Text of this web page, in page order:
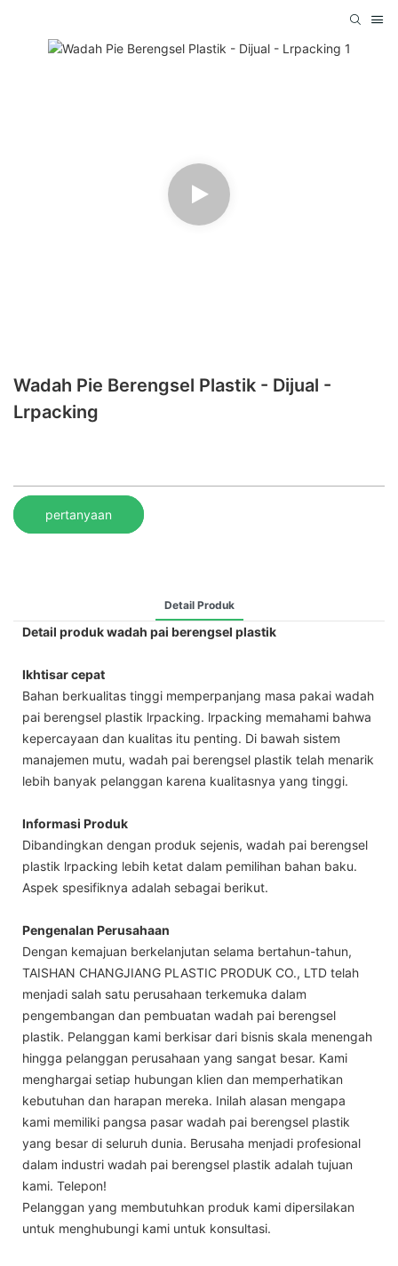
Wadah Pie Berengsel Plastik - Dijual -
Lrpacking
pertanyaan
Detail Produk
Detail produk wadah pai berengsel plastik
Ikhtisar cepat
Bahan berkualitas tinggi memperpanjang masa pakai wadah
pai berengsel plastik lrpacking. lrpacking memahami bahwa
kepercayaan dan kualitas itu penting. Di bawah sistem
manajemen mutu, wadah pai berengsel plastik telah menarik
lebih banyak pelanggan karena kualitasnya yang tinggi.
Informasi Produk
Dibandingkan dengan produk sejenis, wadah pai berengsel
plastik lrpacking lebih ketat dalam pemilihan bahan baku.
Aspek spesifiknya adalah sebagai berikut.
Pengenalan Perusahaan
Dengan kemajuan berkelanjutan selama bertahun-tahun,
TAISHAN CHANGJIANG PLASTIC PRODUK CO., LTD telah
menjadi salah satu perusahaan terkemuka dalam
pengembangan dan pembuatan wadah pai berengsel
plastik. Pelanggan kami berkisar dari bisnis skala menengah
hingga pelanggan perusahaan yang sangat besar. Kami
menghargai setiap hubungan klien dan memperhatikan
kebutuhan dan harapan mereka. Inilah alasan mengapa
kami memiliki pangsa pasar wadah pai berengsel plastik
yang besar di seluruh dunia. Berusaha menjadi profesional
dalam industri wadah pai berengsel plastik adalah tujuan
kami. Telepon!
Pelanggan yang membutuhkan produk kami dipersilakan
untuk menghubungi kami untuk konsultasi.